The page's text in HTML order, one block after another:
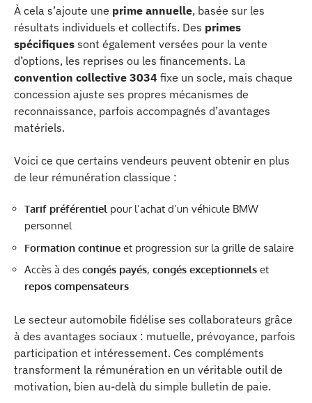
À cela s’ajoute une prime annuelle, basée sur les
résultats individuels et collectifs. Des primes
spécifiques sont également versées pour la vente
d’options, les reprises ou les financements. La
convention collective 3034 fixe un socle, mais chaque
concession ajuste ses propres mécanismes de
reconnaissance, parfois accompagnés d’avantages
matériels.
Voici ce que certains vendeurs peuvent obtenir en plus
de leur rémunération classique :
Tarif préférentielpour l’achat d’un véhicule BMW
personnel
Formation continue et progression sur la grille de salaire
Accès à des congés payés, congés exceptionnels et
repos compensateurs
Le secteur automobile fidélise ses collaborateurs grâce
à des avantages sociaux : mutuelle, prévoyance, parfois
participation et intéressement. Ces compléments
transforment la rémunération en un véritable outil de
motivation, bien au-delà du simple bulletin de paie.